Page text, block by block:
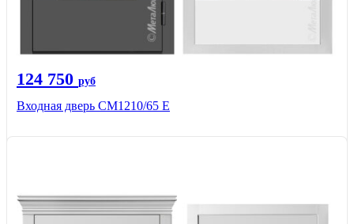
124 750 руб
Входная дверь CМ1210/65 Е